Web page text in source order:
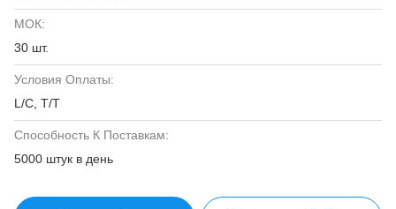
МОК:
30 шт.
Условия Оплаты:
L/C, T/T
Способность К Поставкам:
5000 штук в день